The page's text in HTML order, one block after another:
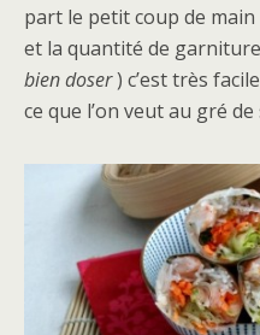
part le petit coup de
et la quantité de
bien doser) c’est très
ce que l’on veut au gré